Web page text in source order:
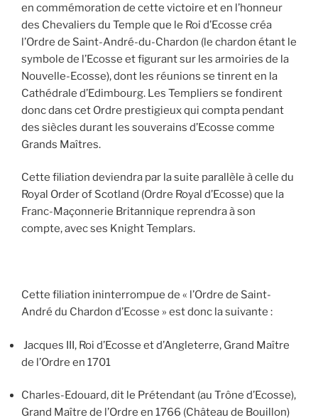
en commémoration de cette victoire et en l’honneur
des Chevaliers du Temple que le Roi d’Ecosse créa
l’Ordre de Saint-André-du-Chardon (le chardon étant le
symbole de l’Ecosse et figurant sur les armoiries de la
Nouvelle-Ecosse), dont les réunions se tinrent en la
Cathédrale d’Edimbourg. Les Templiers se fondirent
donc dans cet Ordre prestigieux qui compta pendant
des siècles durant les souverains d’Ecosse comme
Grands Maîtres.
Cette filiation deviendra par la suite parallèle à celle du
Royal Order of Scotland (Ordre Royal d’Ecosse) que la
Franc-Maçonnerie Britannique reprendra à son
compte, avec ses Knight Templars.
Cette filiation ininterrompue de « l’Ordre de Saint-
André du Chardon d’Ecosse » est donc la suivante :
Jacques III, Roi d’Ecosse et d’Angleterre, Grand Maître
de l’Ordre en 1701
Charles-Edouard, dit le Prétendant (au Trône d’Ecosse),
Grand Maître de l’Ordre en 1766 (Château de Bouillon)